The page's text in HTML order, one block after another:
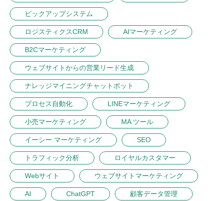
ピックアップシステム
ロジスティクスCRM AIマーケティング
B2Cマーケティング
ウェブサイトからの営業リード生成
ナレッジマイニングチャットボット
プロセス自動化 LINEマーケティング
小売マーケティング MA ツール
イーシー マーケティング SEO
トラフィック分析 ロイヤルカスタマー
Webサイト ウェブサイトマーケティング
AI ChatGPT 顧客データ管理